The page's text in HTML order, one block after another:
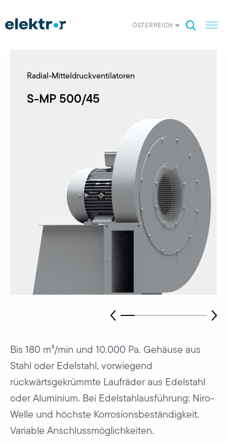
ÖSTERREICH
Radial-Mitteldruckventilatoren
S-MP 500/45
Bis 180 m³/min und 10.000 Pa. Gehäuse aus
Stahl oder Edelstahl, vorwiegend
rückwärtsgekrümmte Laufräder aus Edelstahl
oder Aluminium. Bei Edelstahlausführung: Niro-
Welle und höchste Korrosionsbeständigkeit.
Variable Anschlussmöglichkeiten.